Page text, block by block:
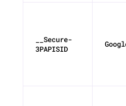
__Secure-
3PAPISID